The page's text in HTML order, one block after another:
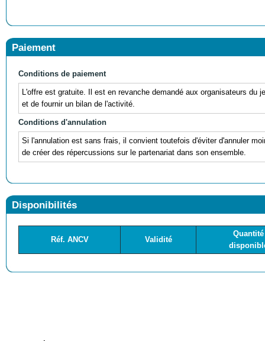
Paiement
Conditions de paiement
L'offre est gratuite. Il est en revanche demandé aux organisateurs
et de fournir un bilan de l'activité.
Conditions d'annulation
Si l'annulation est sans frais, il convient toutefois d'éviter d'annuler
de créer des répercussions sur le partenariat dans son ensemble.
Disponibilités
Réf. ANCV Validité
Quantité